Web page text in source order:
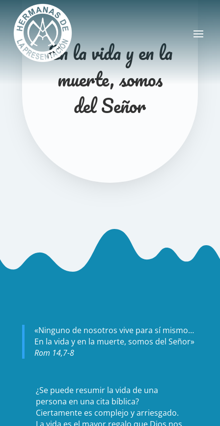
En la vida y en la
muerte, somos
del Señor
«Ninguno de nosotros vive para sí mismo…
En la vida y en la muerte, somos del Señor»
Rom 14,7-8
¿Se puede resumir la vida de una
persona en una cita bíblica?
Ciertamente es complejo y arriesgado.